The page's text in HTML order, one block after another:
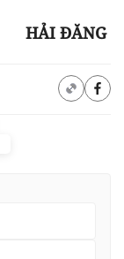
HẢI ĐĂNG